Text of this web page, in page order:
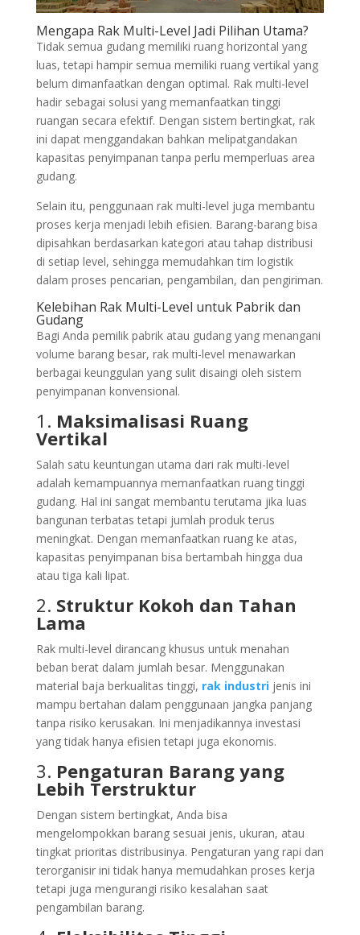
Mengapa Rak Multi-Level Jadi Pilihan Utama?
Tidak semua gudang memiliki ruang horizontal yang
luas, tetapi hampir semua memiliki ruang vertikal yang
belum dimanfaatkan dengan optimal. Rak multi-level
hadir sebagai solusi yang memanfaatkan tinggi
ruangan secara efektif. Dengan sistem bertingkat, rak
ini dapat menggandakan bahkan melipatgandakan
kapasitas penyimpanan tanpa perlu memperluas area
gudang.
Selain itu, penggunaan rak multi-level juga membantu
proses kerja menjadi lebih efisien. Barang-barang bisa
dipisahkan berdasarkan kategori atau tahap distribusi
di setiap level, sehingga memudahkan tim logistik
dalam proses pencarian, pengambilan, dan pengiriman.
Kelebihan Rak Multi-Level untuk Pabrik dan
Gudang
Bagi Anda pemilik pabrik atau gudang yang menangani
volume barang besar, rak multi-level menawarkan
berbagai keunggulan yang sulit disaingi oleh sistem
penyimpanan konvensional.
1. Maksimalisasi Ruang
Vertikal
Salah satu keuntungan utama dari rak multi-level
adalah kemampuannya memanfaatkan ruang tinggi
gudang. Hal ini sangat membantu terutama jika luas
bangunan terbatas tetapi jumlah produk terus
meningkat. Dengan memanfaatkan ruang ke atas,
kapasitas penyimpanan bisa bertambah hingga dua
atau tiga kali lipat.
2. Struktur Kokoh dan Tahan
Lama
Rak multi-level dirancang khusus untuk menahan
beban berat dalam jumlah besar. Menggunakan
material baja berkualitas tinggi, rak industrijenis ini
mampu bertahan dalam penggunaan jangka panjang
tanpa risiko kerusakan. Ini menjadikannya investasi
yang tidak hanya efisien tetapi juga ekonomis.
3. Pengaturan Barang yang
Lebih Terstruktur
Dengan sistem bertingkat, Anda bisa
mengelompokkan barang sesuai jenis, ukuran, atau
tingkat prioritas distribusinya. Pengaturan yang rapi dan
terorganisir ini tidak hanya memudahkan proses kerja
tetapi juga mengurangi risiko kesalahan saat
pengambilan barang.